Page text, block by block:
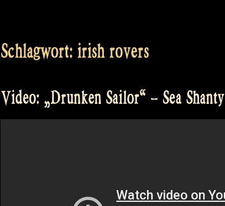
Schlagwort: irish rovers
Video: „Drunken Sailor“ – Sea Shanty